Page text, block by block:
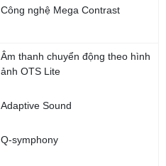
Công nghệ Mega Contrast
Âm thanh chuyển động theo hình
ảnh OTS Lite
Adaptive Sound
Q-symphony